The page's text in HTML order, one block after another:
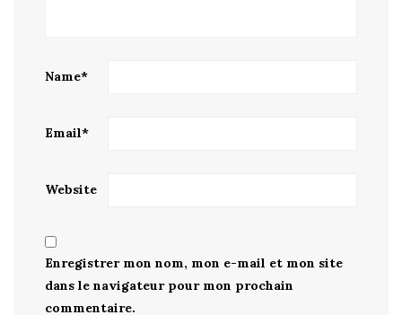
Name*
Email*
Website
Enregistrer mon nom, mon e-mail et mon site
dans le navigateur pour mon prochain
commentaire.